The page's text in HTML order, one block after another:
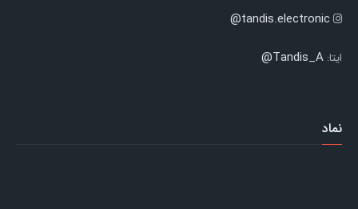
tandis.electronic@
ایتا: Tandis_A@
نماد